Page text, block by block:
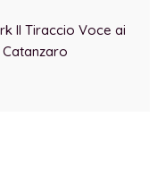
Il Tiraccio Voce ai